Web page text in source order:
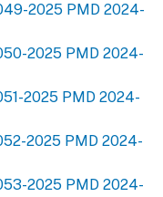
2025 PMD 2024-
2025 PMD 2024-
2025 PMD 2024-
2025 PMD 2024-
2025 PMD 2024-